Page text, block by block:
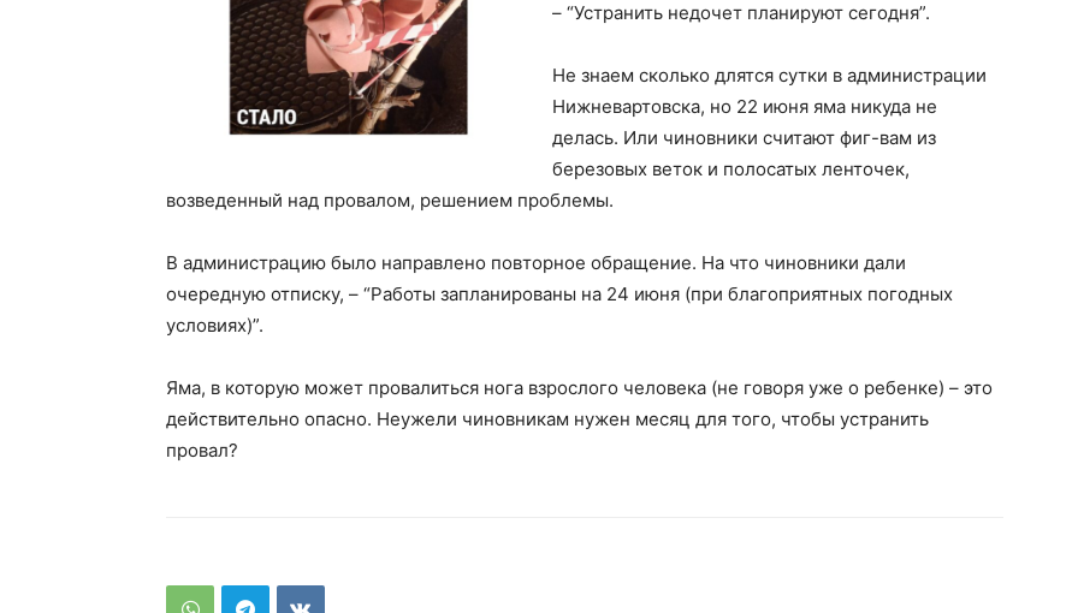
– “Устранить недочет планируют сегодня”.
Не знаем сколько длятся сутки в администрации
Нижневартовска, но 22 июня яма никуда не
делась. Или чиновники считают фиг-вам из
березовых веток и полосатых ленточек,
возведенный над провалом, решением проблемы.
В администрацию было направлено повторное обращение. На что чиновники дали
очередную отписку, – “Работы запланированы на 24 июня (при благоприятных погодных
условиях)”.
Яма, в которую может провалиться нога взрослого человека (не говоря уже о ребенке) – это
действительно опасно. Неужели чиновникам нужен месяц для того, чтобы устранить
провал?